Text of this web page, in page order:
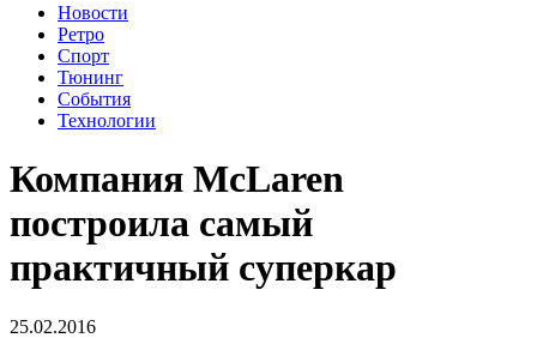
Новости
Ретро
Спорт
Тюнинг
События
Технологии
Компания McLaren
построила самый
практичный суперкар
25.02.2016